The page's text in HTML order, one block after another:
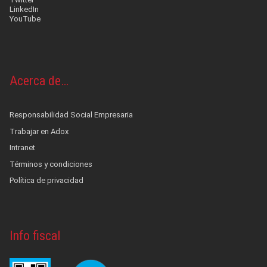
LinkedIn
YouTube
Acerca de…
Responsabilidad Social Empresaria
Trabajar en Adox
Intranet
Términos y condiciones
Política de privacidad
Info fiscal